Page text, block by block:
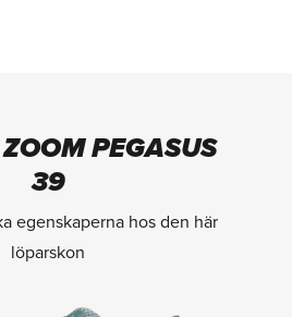
PEGASUS
39
egenskaperna hos den här
löparskon